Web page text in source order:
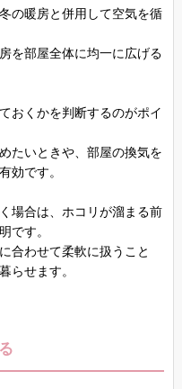
の暖房と併用して空気を循
を部屋全体に均一に広げる
おくかを判断するのがポイ
たいときや、部屋の換気を
効です。
場合は、ホコリが溜まる前
です。
合わせて柔軟に扱うこと
らせます。